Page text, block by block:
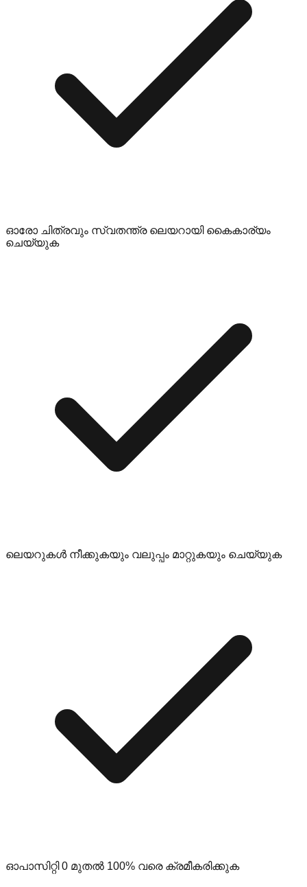
ഓരോ ചിത്രവും സ്വതന്ത്ര ലെയറായി കൈകാര്യം
ചെയ്യുക
ലെയറുകൾ നീക്കുകയും വലുപ്പം മാറ്റുകയും ചെയ്യുക
ഓപാസിറ്റി 0 മുതൽ 100% വരെ ക്രമീകരിക്കുക